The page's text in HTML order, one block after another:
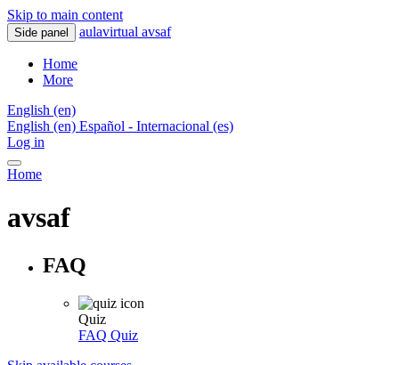
Skip to main content
Side panel aulavirtual avsaf
Home
More
English ‎(en)‎
English ‎(en)‎ Español - Internacional ‎(es)‎
Log in
Home
avsaf
FAQ
Quiz
FAQ Quiz